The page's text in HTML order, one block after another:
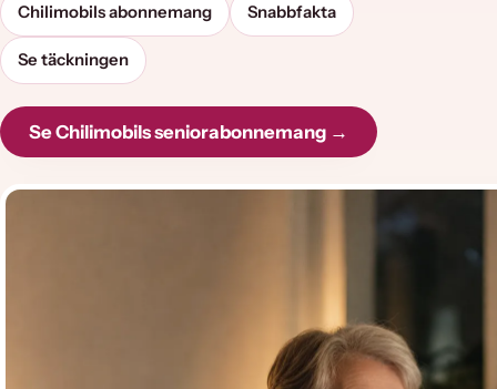
Chilimobils abonnemang Snabbfakta
Se täckningen
Se Chilimobils seniorabonnemang →